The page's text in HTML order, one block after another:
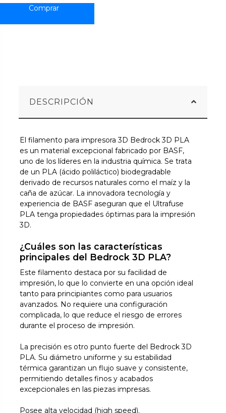
DESCRIPCIÓN
El filamento para impresora 3D Bedrock 3D PLA
es un material excepcional fabricado por BASF,
uno de los líderes en la industria química. Se trata
de un PLA (ácido poliláctico) biodegradable
derivado de recursos naturales como el maíz y la
caña de azúcar. La innovadora tecnología y
experiencia de BASF aseguran que el Ultrafuse
PLA tenga propiedades óptimas para la impresión
3D.
¿Cuáles son las características
principales del Bedrock 3D PLA?
Este filamento destaca por su facilidad de
impresión, lo que lo convierte en una opción ideal
tanto para principiantes como para usuarios
avanzados. No requiere una configuración
complicada, lo que reduce el riesgo de errores
durante el proceso de impresión.
La precisión es otro punto fuerte del Bedrock 3D
PLA. Su diámetro uniforme y su estabilidad
térmica garantizan un flujo suave y consistente,
permitiendo detalles finos y acabados
excepcionales en las piezas impresas.
Posee alta velocidad (high speed).